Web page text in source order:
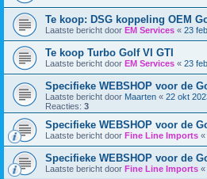
Te koop: DSG koppeling OEM
Laatste bericht door EM Services « 23
Te koop Turbo Golf VI GTI
Laatste bericht door EM Services « 23
Specifieke WEBSHOP voor de
Laatste bericht door Maarten « 22 okt
Reacties: 3
Specifieke WEBSHOP voor de
Laatste bericht door Fine Line Imports «
Specifieke WEBSHOP voor de
Laatste bericht door Fine Line Imports «